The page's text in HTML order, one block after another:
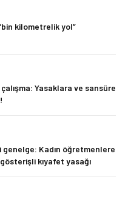
kilometrelik yol”
çalışma: Yasaklara ve sansüre
Kadın öğretmenlere
kıyafet yasağı